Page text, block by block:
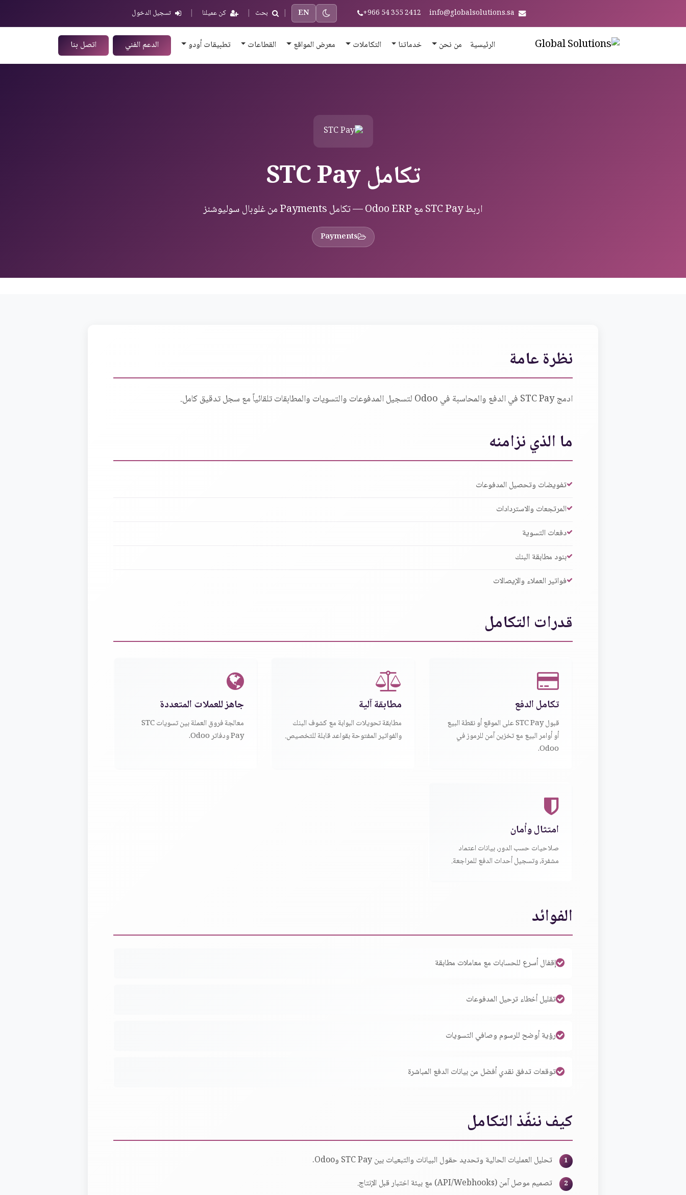
info@globalsolutions.sa
+966 54 355 2412
EN
| بحث | كن عميلنا | تسجيل الدخول
الرئيسية من نحن خدماتنا التكاملات معرض المواقع القطاعات تطبيقات أودو الدعم الفني اتصل بنا
تكامل STC Pay
اربط STC Pay مع Odoo ERP — تكامل Payments من غلوبال سوليوشنز
Payments
نظرة عامة
ادمج STC Pay في الدفع والمحاسبة في Odoo لتسجيل المدفوعات والتسويات والمطابقات تلقائياً مع سجل تدقيق كامل.
ما الذي نزامنه
تفويضات وتحصيل المدفوعات
المرتجعات والاستردادات
دفعات التسوية
بنود مطابقة البنك
فواتير العملاء والإيصالات
قدرات التكامل
تكامل الدفع
قبول STC Pay على الموقع أو نقطة البيع
أو أوامر البيع مع تخزين آمن للرموز في
Odoo.
مطابقة آلية
مطابقة تحويلات البوابة مع كشوف البنك
والفواتير المفتوحة بقواعد قابلة للتخصيص.
جاهز للعملات المتعددة
معالجة فروق العملة بين تسويات STC
Pay ودفاتر Odoo.
امتثال وأمان
صلاحيات حسب الدور، بيانات اعتماد
مشفرة، وتسجيل أحداث الدفع للمراجعة.
الفوائد
إقفال أسرع للحسابات مع معاملات مطابقة
تقليل أخطاء ترحيل المدفوعات
رؤية أوضح للرسوم وصافي التسويات
توقعات تدفق نقدي أفضل من بيانات الدفع المباشرة
كيف ننفّذ التكامل
تحليل العمليات الحالية وتحديد حقول البيانات والتبعيات بين STC Pay وOdoo.
تصميم موصل آمن (API/Webhooks) مع بيئة اختبار قبل الإنتاج.